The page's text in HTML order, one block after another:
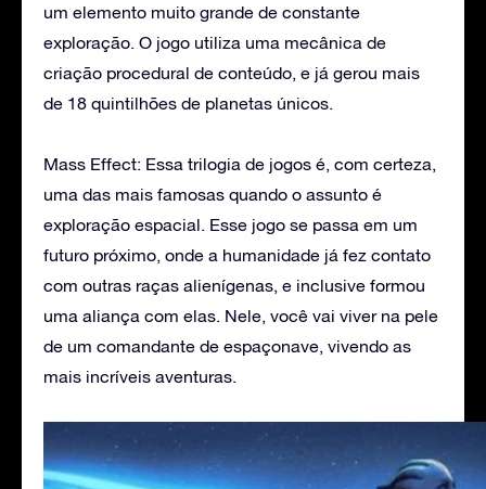
um elemento muito grande de constante
exploração. O jogo utiliza uma mecânica de
criação procedural de conteúdo, e já gerou mais
de 18 quintilhões de planetas únicos.
Mass Effect: Essa trilogia de jogos é, com certeza,
uma das mais famosas quando o assunto é
exploração espacial. Esse jogo se passa em um
futuro próximo, onde a humanidade já fez contato
com outras raças alienígenas, e inclusive formou
uma aliança com elas. Nele, você vai viver na pele
de um comandante de espaçonave, vivendo as
mais incríveis aventuras.